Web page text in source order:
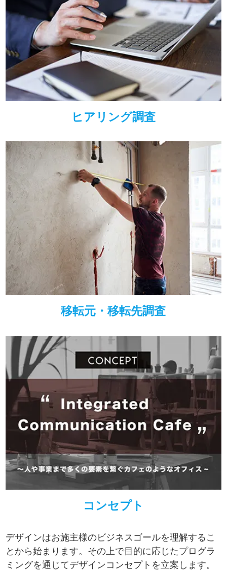
ヒアリング調査
移転元・移転先調査
コンセプト
デザインはお施主様のビジネスゴールを理解するこ
とから始まります。その上で目的に応じたプログラ
ミングを通じてデザインコンセプトを立案します。